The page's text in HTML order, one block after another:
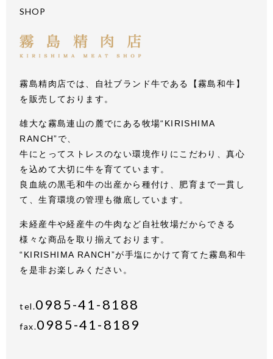
SHOP
霧島精肉店では、自社ブランド牛である【霧島和牛】
を販売しております。
雄大な霧島連山の麓でにある牧場“KIRISHIMA
RANCH”で、
牛にとってストレスのない環境作りにこだわり、真心
を込めて大切に牛を育てています。
良血統の黒毛和牛の出産から種付け、肥育まで一貫し
て、生育環境の管理も徹底しています。
未経産牛や経産牛の牛肉など自社牧場だからできる
様々な商品を取り揃えております。
“KIRISHIMA RANCH”が手塩にかけて育てた霧島和牛
を是非お楽しみください。
tel.0985-41-8188
fax.0985-41-8189